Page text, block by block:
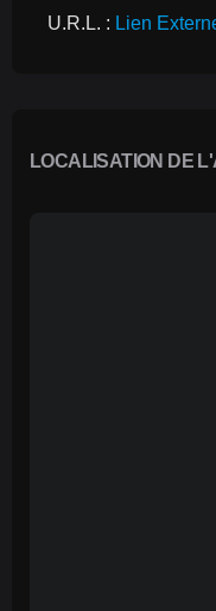
U.R.L. : Lien
LOCALISATION DE